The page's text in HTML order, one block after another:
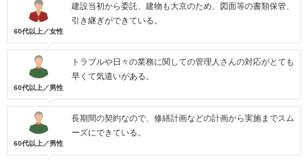
60代以上／女性
建設当初から委託、建物も大京のため、図面等の書類保管、
引き継ぎができている。
60代以上／男性
トラブルや日々の業務に関しての管理人さんの対応がとても
早くて気遣いがある。
60代以上／男性
長期間の契約なので、修繕計画などの計画から実施までスム
ーズにできている。